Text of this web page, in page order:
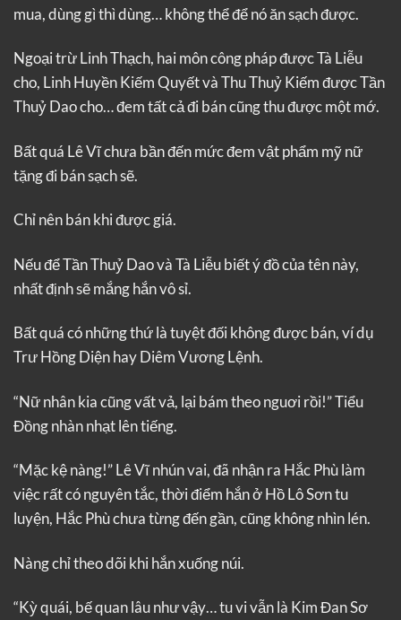
mua, dùng gì thì dùng… không thể để nó ăn sạch được.
Ngoại trừ Linh Thạch, hai môn công pháp được Tà Liễu
cho, Linh Huyền Kiếm Quyết và Thu Thuỷ Kiếm được Tần
Thuỷ Dao cho… đem tất cả đi bán cũng thu được một mớ.
Bất quá Lê Vĩ chưa bần đến mức đem vật phẩm mỹ nữ
tặng đi bán sạch sẽ.
Chỉ nên bán khi được giá.
Nếu để Tần Thuỷ Dao và Tà Liễu biết ý đồ của tên này,
nhất định sẽ mắng hắn vô sỉ.
Bất quá có những thứ là tuyệt đối không được bán, ví dụ
Trư Hồng Diện hay Diêm Vương Lệnh.
“Nữ nhân kia cũng vất vả, lại bám theo nguơi rồi!” Tiểu
Đồng nhàn nhạt lên tiếng.
“Mặc kệ nàng!” Lê Vĩ nhún vai, đã nhận ra Hắc Phù làm
việc rất có nguyên tắc, thời điểm hắn ở Hồ Lô Sơn tu
luyện, Hắc Phù chưa từng đến gần, cũng không nhìn lén.
Nàng chỉ theo dõi khi hắn xuống núi.
“Kỳ quái, bế quan lâu như vậy… tu vi vẫn là Kim Đan Sơ